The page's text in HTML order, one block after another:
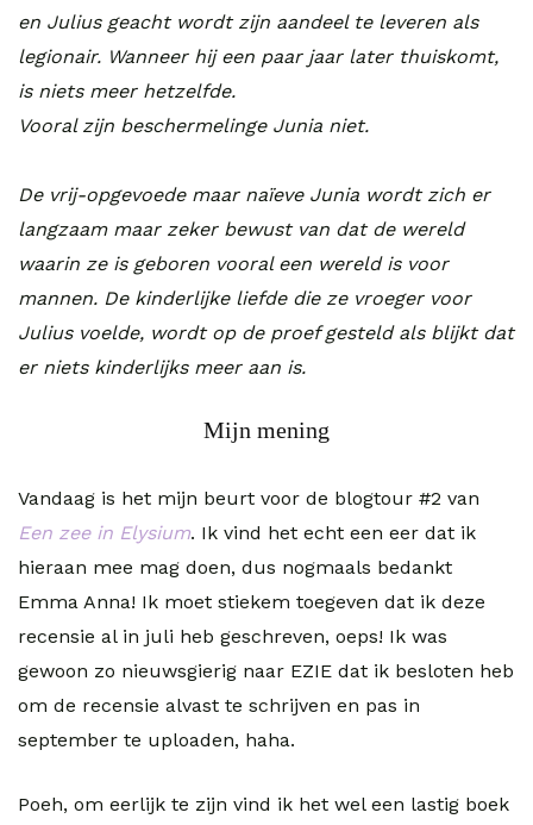
en Julius geacht wordt zijn aandeel te leveren als
legionair. Wanneer hij een paar jaar later thuiskomt,
is niets meer hetzelfde.
Vooral zijn beschermelinge Junia niet.
De vrij-opgevoede maar naïeve Junia wordt zich er
langzaam maar zeker bewust van dat de wereld
waarin ze is geboren vooral een wereld is voor
mannen. De kinderlijke liefde die ze vroeger voor
Julius voelde, wordt op de proef gesteld als blijkt dat
er niets kinderlijks meer aan is.
Mijn mening
Vandaag is het mijn beurt voor de blogtour #2 van
Een zee in Elysium. Ik vind het echt een eer dat ik
hieraan mee mag doen, dus nogmaals bedankt
Emma Anna! Ik moet stiekem toegeven dat ik deze
recensie al in juli heb geschreven, oeps! Ik was
gewoon zo nieuwsgierig naar EZIE dat ik besloten heb
om de recensie alvast te schrijven en pas in
september te uploaden, haha.
Poeh, om eerlijk te zijn vind ik het wel een lastig boek